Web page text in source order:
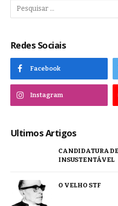
Redes Sociais
Facebook
Instagram
Ultimos Artigos
CANDIDATURA
INSUSTENTÁVEL
O VELHO STF